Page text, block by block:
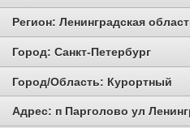
Регион: Ленинградская
Город: Санкт-Петербург
Город/Область: Курортный
Адрес: п Парголово ул